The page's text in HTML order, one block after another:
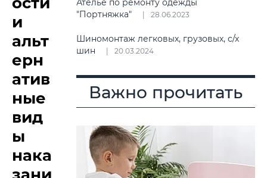
и
альт
ерн
атив
ные
вид
ы
нака
Ателье по ремонту одежды
"Портняжка"
28.06.2023
Шиномонтаж легковых, грузовых, с/х
шин
20.03.2024
Важно прочитать